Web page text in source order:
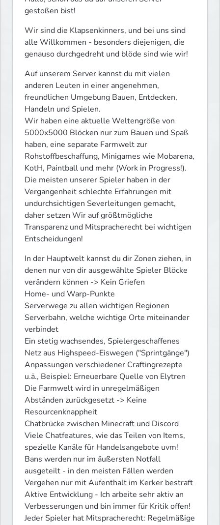
gestoßen bist!
Wir sind die Klapsenkinners, und bei uns sind
alle Willkommen - besonders diejenigen, die
genauso durchgedreht und blöde sind wie wir!
Auf unserem Server kannst du mit vielen
anderen Leuten in einer angenehmen,
freundlichen Umgebung Bauen, Entdecken,
Handeln und Spielen.
Wir haben eine aktuelle Weltengröße von
5000x5000 Blöcken nur zum Bauen und Spaß
haben, eine separate Farmwelt zur
Rohstoffbeschaffung, Minigames wie Mobarena,
KotH, Paintball und mehr (Work in Progress!).
Die meisten unserer Spieler haben in der
Vergangenheit schlechte Erfahrungen mit
undurchsichtigen Severleitungen gemacht,
daher setzen Wir auf größtmögliche
Transparenz und Mitspracherecht bei wichtigen
Entscheidungen!
In der Hauptwelt kannst du dir Zonen ziehen, in
denen nur von dir ausgewählte Spieler Blöcke
verändern können -> Kein Griefen
Home- und Warp-Punkte
Serverwege zu allen wichtigen Regionen
Serverbahn, welche wichtige Orte miteinander
verbindet
Ein stetig wachsendes, Spielergeschaffenes
Netz aus Highspeed-Eiswegen ("Sprintgänge")
Anpassungen verschiedener Craftingrezepte
u.ä., Beispiel: Erneuerbare Quelle von Elytren
Die Farmwelt wird in unregelmäßigen
Abständen zurückgesetzt -> Keine
Resourcenknappheit
Chatbrücke zwischen Minecraft und Discord
Viele Chatfeatures, wie das Teilen von Items,
spezielle Kanäle für Handelsangebote uvm!
Bans werden nur im äußersten Notfall
ausgeteilt - in den meisten Fällen werden
Vergehen nur mit Aufenthalt im Kerker bestraft
Aktive Entwicklung - Ich arbeite sehr aktiv an
Verbesserungen und bin immer für Kritik offen!
Jeder Spieler hat Mitspracherecht: Regelmäßige